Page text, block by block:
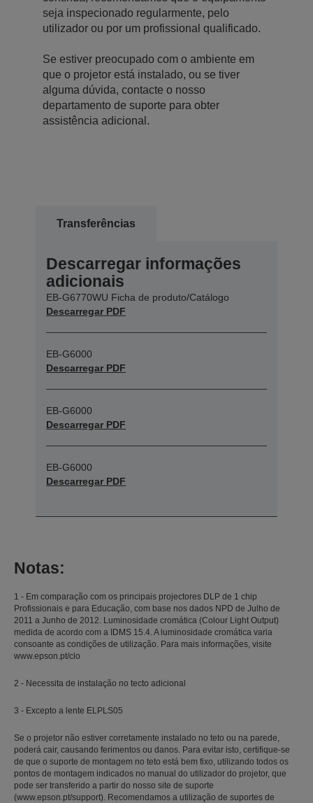
seja inspecionado regularmente, pelo
utilizador ou por um profissional qualificado.
Se estiver preocupado com o ambiente em
que o projetor está instalado, ou se tiver
alguma dúvida, contacte o nosso
departamento de suporte para obter
assistência adicional.
Transferências
Descarregar informações
adicionais
EB-G6770WU Ficha de produto/Catálogo
Descarregar PDF
EB-G6000
Descarregar PDF
EB-G6000
Descarregar PDF
EB-G6000
Descarregar PDF
Notas:
1 - Em comparação com os principais projectores DLP de 1 chip
Profissionais e para Educação, com base nos dados NPD de Julho de
2011 a Junho de 2012. Luminosidade cromática (Colour Light Output)
medida de acordo com a IDMS 15.4. A luminosidade cromática varia
consoante as condições de utilização. Para mais informações, visite
www.epson.pt/clo
2 - Necessita de instalação no tecto adicional
3 - Excepto a lente ELPLS05
Se o projetor não estiver corretamente instalado no teto ou na parede,
poderá cair, causando ferimentos ou danos. Para evitar isto, certifique-se
de que o suporte de montagem no teto está bem fixo, utilizando todos os
pontos de montagem indicados no manual do utilizador do projetor, que
pode ser transferido a partir do nosso site de suporte
(www.epson.pt/support). Recomendamos a utilização de suportes de